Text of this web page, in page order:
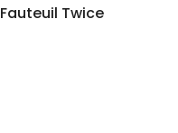
Fauteuil Twice